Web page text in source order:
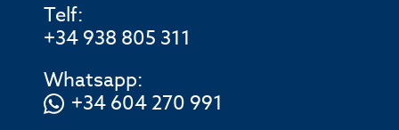
Telf:
+34 938 805 311
Whatsapp:
+34 604 270 991